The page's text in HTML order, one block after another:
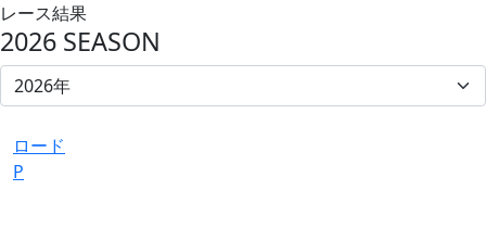
レース結果
2026 SEASON
ロード
P